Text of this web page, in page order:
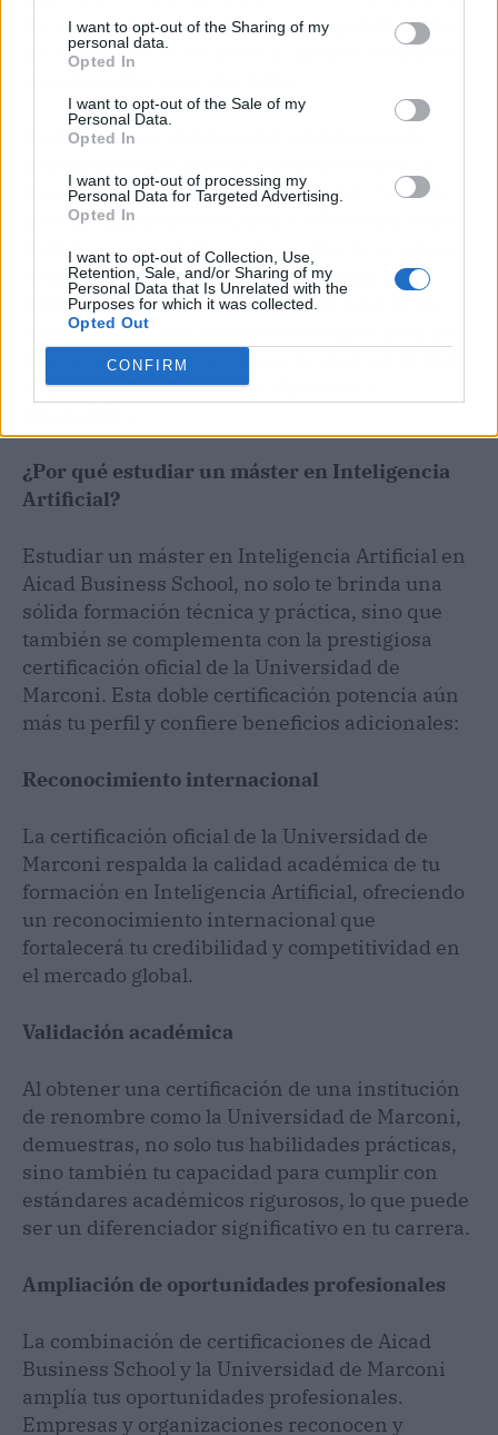
I want to opt-out of the Sharing of my
personal data.
Opted In
I want to opt-out of the Sale of my
Personal Data.
Opted In
I want to opt-out of processing my
Personal Data for Targeted Advertising.
Opted In
I want to opt-out of Collection, Use,
Retention, Sale, and/or Sharing of my
Personal Data that Is Unrelated with the
Purposes for which it was collected.
Opted Out
CONFIRM
de tareas administrativas, lo que permite a los
profesionales de recursos humanos centrarse
Es decir, que la inteligencia artificial es un
innovación en el sector empresarial. Permite a
las organizaciones mejorar la eficiencia, tomar
decisiones más informadas y ofrecer productos
y servicios adaptados a las demandas del
mercado. La adopción efectiva de la IA se ha
convertido en una ventaja estratégica para las
empresas que buscan destacarse en un entorno
empresarial cada vez más dinámico y
¿Por qué estudiar un máster en Inteligencia
Artificial?
Estudiar un máster en Inteligencia Artificial en
Aicad Business School, no solo te brinda una
sólida formación técnica y práctica, sino que
también se complementa con la prestigiosa
certificación oficial de la Universidad de
Marconi. Esta doble certificación potencia aún
más tu perfil y confiere beneficios adicionales:
Reconocimiento internacional
La certificación oficial de la Universidad de
Marconi respalda la calidad académica de tu
formación en Inteligencia Artificial, ofreciendo
un reconocimiento internacional que
fortalecerá tu credibilidad y competitividad en
el mercado global.
Validación académica
Al obtener una certificación de una institución
de renombre como la Universidad de Marconi,
demuestras, no solo tus habilidades prácticas,
sino también tu capacidad para cumplir con
estándares académicos rigurosos, lo que puede
ser un diferenciador significativo en tu carrera.
Ampliación de oportunidades profesionales
La combinación de certificaciones de Aicad
Business School y la Universidad de Marconi
amplía tus oportunidades profesionales.
Empresas y organizaciones reconocen y